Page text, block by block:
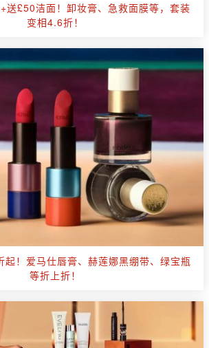
送£50洁面！卸妆膏、急救面膜等，套装
变相4.6折！
！爱马仕唇膏、赫莲娜黑绷带、绿宝瓶
等折上折！